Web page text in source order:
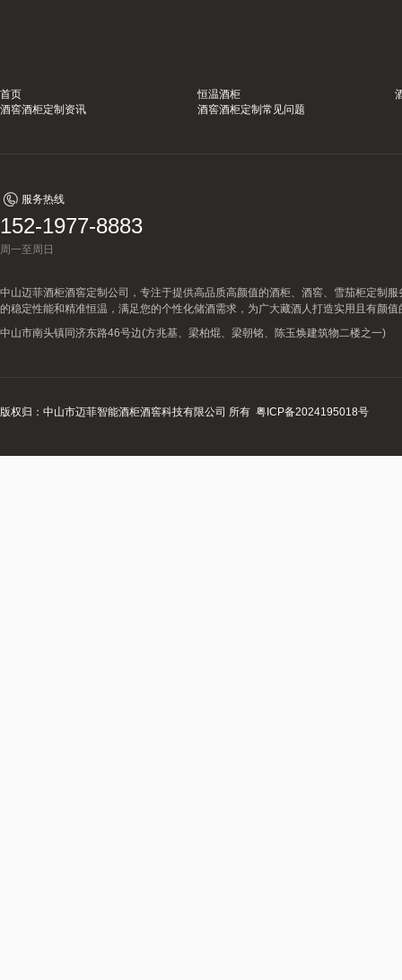
首页 恒温酒柜
酒窖酒柜定制资讯
酒窖酒柜定制常见问题
服务热线
152-1977-8883
周一至周日
中山迈菲酒柜酒窖定制公司，专注于提供高品质高颜值的酒柜、酒窖、雪茄柜定制
的稳定性能和精准恒温，满足您的个性化储酒需求，为广大藏酒人打造实用且有颜值
中山市南头镇同济东路46号边(方兆基、梁柏焜、梁朝铭、陈玉焕建筑物二楼之一)
版权归：中山市迈菲智能酒柜酒窖科技有限公司 所有 粤ICP备2024195018号